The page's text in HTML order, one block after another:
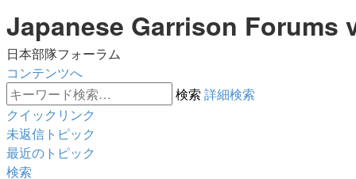
Japanese Garrison Forums
日本部隊フォーラム
コンテンツへ
検索 詳細検索
クイックリンク
未返信トピック
最近のトピック
検索